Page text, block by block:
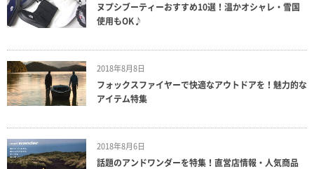
ヌプシブーティーおすすめ10選！温かオシャレ・雪国
使用もOK♪
2018年8月8日
フォックスファイヤーで快適なアウトドアを！魅力的な
アイテム特集
2018年8月6日
話題のアンドワンダーを特集！直営店情報・人気商品